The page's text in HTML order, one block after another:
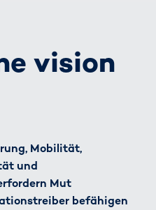
vision
Mobilität,
und
Mut
befähigen